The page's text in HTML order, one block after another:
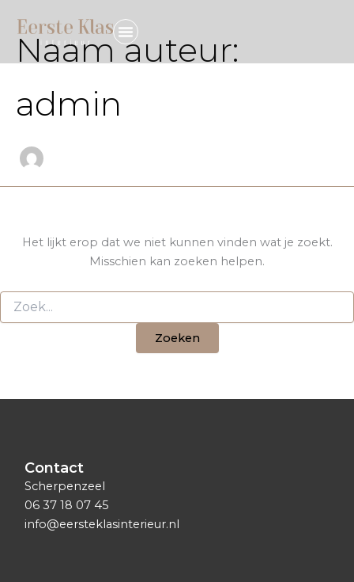
naar
inhoudNaam auteur:
admin
Het lijkt erop dat we niet kunnen vinden wat je zoekt.
Misschien kan zoeken helpen.
naar:
Contact
Scherpenzeel
06 37 18 07 45
info@eersteklasinterieur.nl